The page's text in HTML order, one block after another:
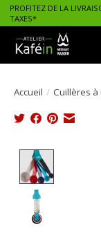
PROFITEZ DE LA
TAXES*
Accueil / Cuillères à